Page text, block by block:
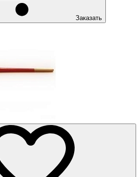
Заказать